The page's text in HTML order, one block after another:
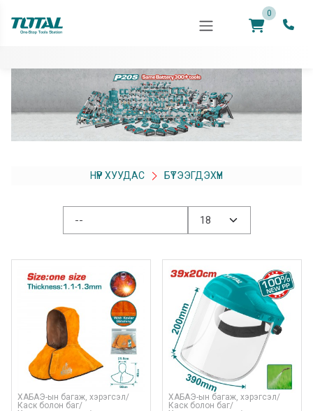
0
НҮҮР ХУУДАС БҮТЭЭГДЭХҮҮН
ХАБАЭ-ын багаж, хэрэгсэл/
Каск болон баг/
ХАБАЭ-ын багаж, хэрэгсэл/
Каск болон баг/